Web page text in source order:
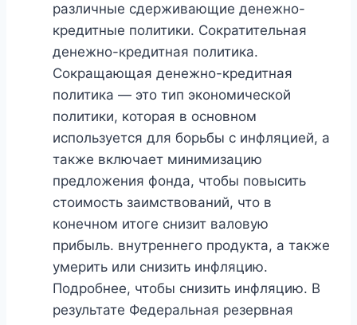
различные сдерживающие денежно-
кредитные политики. Сократительная
денежно-кредитная политика.
Сокращающая денежно-кредитная
политика — это тип экономической
политики, которая в основном
используется для борьбы с инфляцией, а
также включает минимизацию
предложения фонда, чтобы повысить
стоимость заимствований, что в
конечном итоге снизит валовую
прибыль. внутреннего продукта, а также
умерить или снизить инфляцию.
Подробнее, чтобы снизить инфляцию. В
результате Федеральная резервная